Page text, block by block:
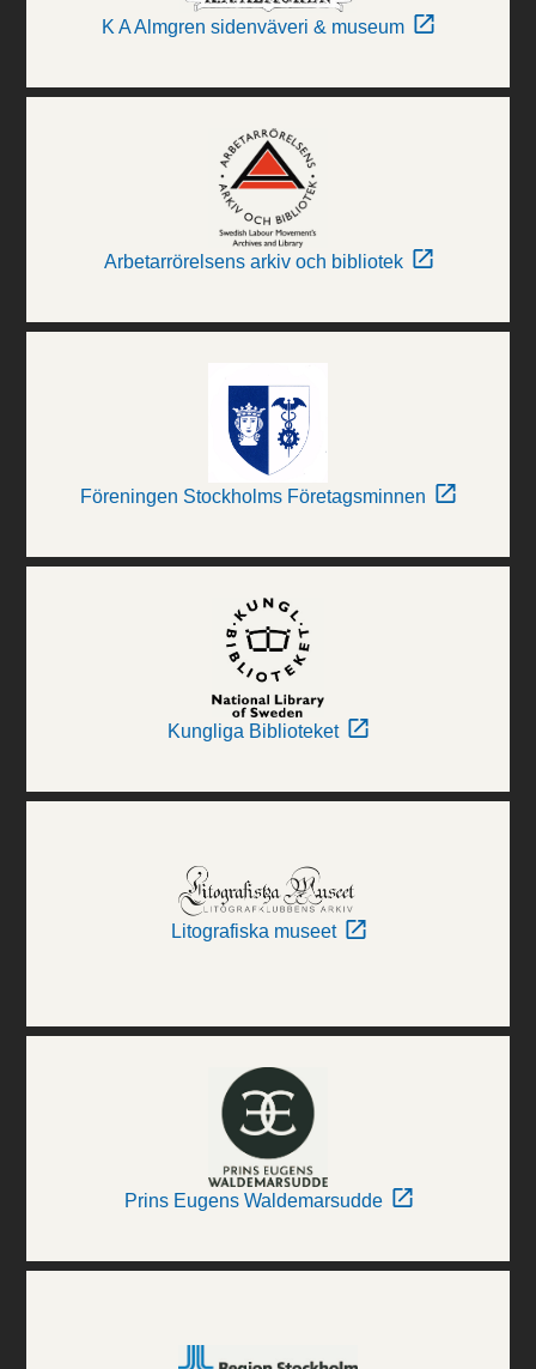
K A Almgren sidenväveri & museum
Arbetarrörelsens arkiv och bibliotek
Föreningen Stockholms Företagsminnen
Kungliga Biblioteket
Litografiska museet
Prins Eugens Waldemarsudde